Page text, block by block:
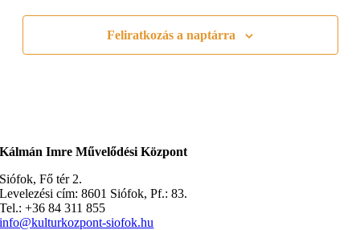
Feliratkozás a naptárra
Kálmán Imre Művelődési Központ
Siófok, Fő tér 2.
Levelezési cím: 8601 Siófok, Pf.: 83.
Tel.: +36 84 311 855
info@kulturkozpont-siofok.hu